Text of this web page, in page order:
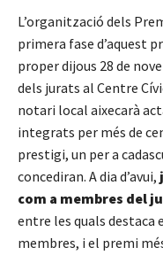
L’organització dels
primera fase d’aquest
proper dijous 28 de
dels jurats al Centre
notari local aixecarà
integrats per més de
prestigi, un per a
concediran. A dia d’avui,
com a membres del
entre les quals destaca
membres, i el premi